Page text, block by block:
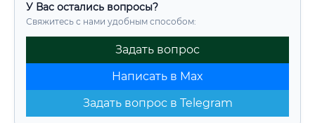
У Вас остались вопросы?
Свяжитесь с нами удобным способом:
Задать вопрос
Написать в Max
Задать вопрос в Telegram